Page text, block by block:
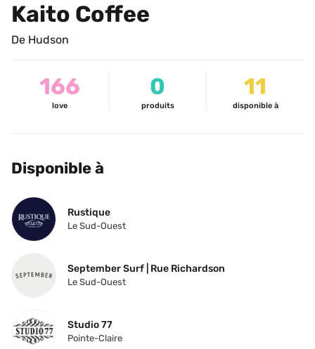
Kaito Coffee
De Hudson
166
love
0
produits
11
disponible à
Disponible à
Rustique
Le Sud-Ouest
September Surf | Rue Richardson
Le Sud-Ouest
Studio 77
Pointe-Claire